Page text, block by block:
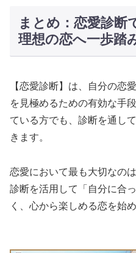
まとめ：恋愛診断
理想の恋へ一歩踏
【恋愛診断】は、自分の恋
を見極めるための有効な手
ている方でも、診断を通し
きます。
恋愛において最も大切なの
診断を活用して「自分に合
く、心から楽しめる恋を始